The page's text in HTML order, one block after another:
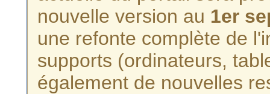
nouvelle version au 1er
une refonte complète de
supports (ordinateurs,
également de nouvelles